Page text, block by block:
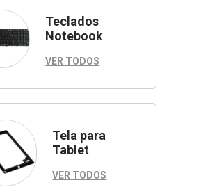
Teclados
Notebook
VER TODOS
Tela para
Tablet
VER TODOS